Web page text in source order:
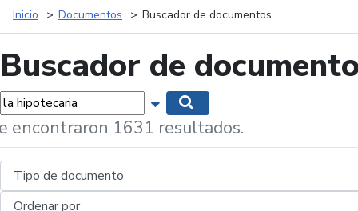
Inicio Documentos Buscador de documentos
Buscador de
Mostrar opciones de búsqueda
encontraron 1631 resultados.